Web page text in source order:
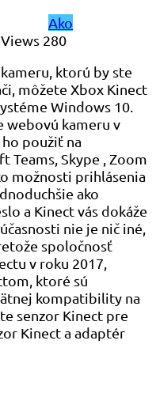
Ako
Views 280
ktorú by ste
môžete Xbox Kinect
Windows 10.
webovú kameru v
použiť na
Teams, Skype , Zoom
možnosti prihlásenia
ako
a Kinect vás dokáže
nie je nič iné,
spoločnosť
v roku 2017,
ktoré sú
kompatibility na
senzor Kinect pre
Kinect a adaptér